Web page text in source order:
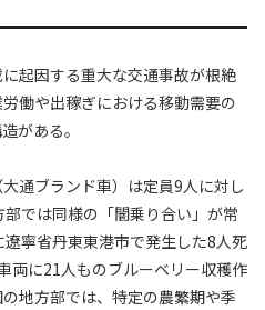
起因する重大な交通事故が根絶
働や出稼ぎにおける移動需要の
がある。
通ブランド車）は定員9人に対し
では同様の「闇乗り合い」が常
寧省丹東東港市で発生した8人死
両に21人ものブルーベリー収穫作
地方部では、特定の農繁期や季